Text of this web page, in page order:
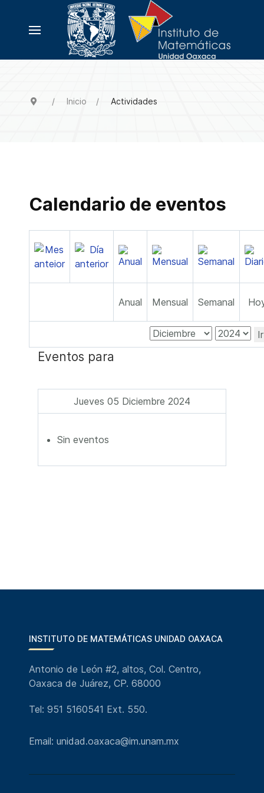
Inicio Actividades
Calendario de eventos
Anual Mensual Semanal
Eventos para
Jueves 05 Diciembre 2024
Sin eventos
INSTITUTO DE MATEMÁTICAS UNIDAD OAXACA
Antonio de León #2, altos, Col. Centro,
Oaxaca de Juárez, CP. 68000
Tel: 951 5160541 Ext. 550.
Email: unidad.oaxaca@im.unam.mx